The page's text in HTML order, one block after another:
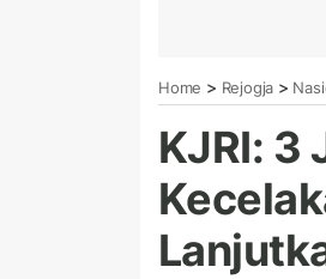
Home > Rejogja >
KJRI: 3